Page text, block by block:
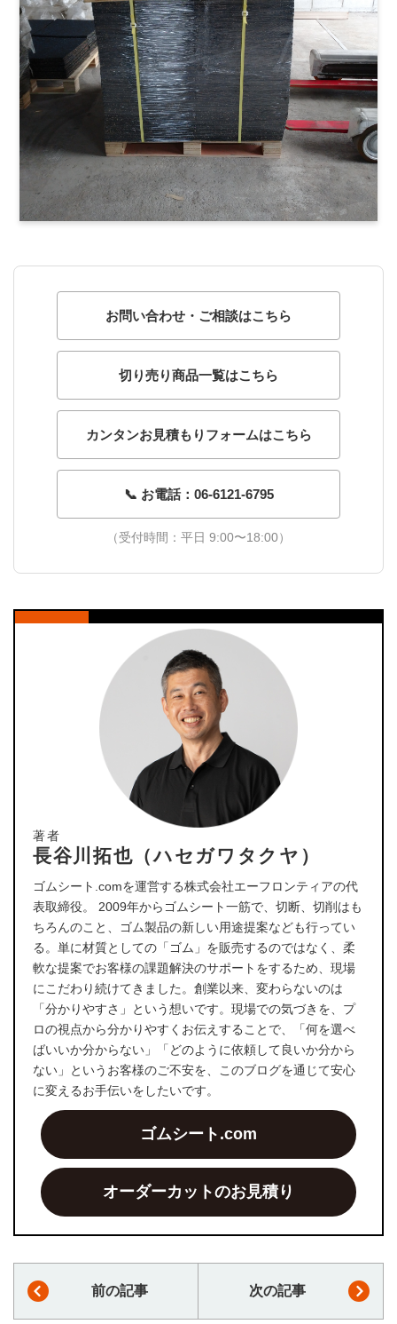
お問い合わせ・ご相談はこちら
切り売り商品一覧はこちら
カンタンお見積もりフォームはこちら
📞 お電話：06-6121-6795
（受付時間：平日 9:00〜18:00）
著者
長谷川拓也（ハセガワタクヤ）
ゴムシート.comを運営する株式会社エーフロンティアの代
表取締役。 2009年からゴムシート一筋で、切断、切削はも
ちろんのこと、ゴム製品の新しい用途提案なども行ってい
る。単に材質としての「ゴム」を販売するのではなく、柔
軟な提案でお客様の課題解決のサポートをするため、現場
にこだわり続けてきました。創業以来、変わらないのは
「分かりやすさ」という想いです。現場での気づきを、プ
ロの視点から分かりやすくお伝えすることで、「何を選べ
ばいいか分からない」「どのように依頼して良いか分から
ない」というお客様のご不安を、このブログを通じて安心
に変えるお手伝いをしたいです。
ゴムシート.com
オーダーカットのお見積り
前の記事 次の記事